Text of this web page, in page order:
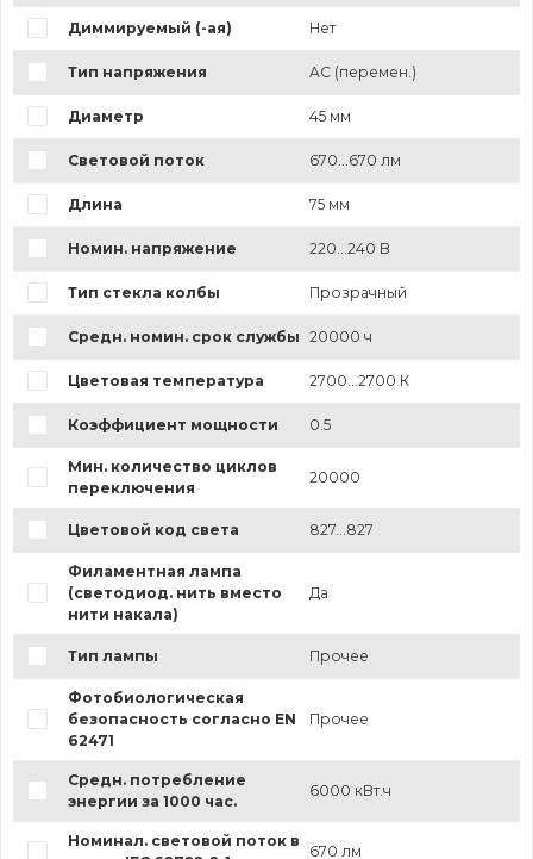
Диммируемый (-ая) Нет
Тип напряжения AC (перемен.)
Диаметр 45 мм
Световой поток 670...670 лм
Длина 75 мм
Номин. напряжение 220...240 В
Тип стекла колбы Прозрачный
Средн. номин. срок службы 20000 ч
Цветовая температура 2700...2700 К
Коэффициент мощности 0.5
Мин. количество циклов
переключения
20000
Цветовой код света 827...827
Филаментная лампа
(светодиод. нить вместо
нити накала)
Да
Тип лампы Прочее
Фотобиологическая
безопасность согласно EN
62471
Прочее
Средн. потребление
энергии за 1000 час.
6000 кВт.ч
Номинал. световой поток в
670 лм